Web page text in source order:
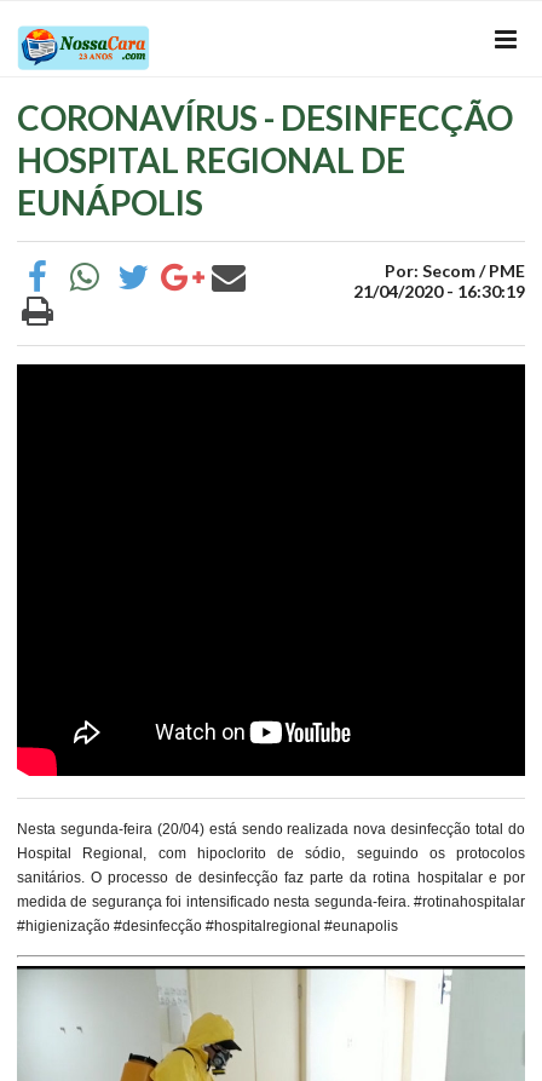
CORONAVÍRUS - DESINFECÇÃO
HOSPITAL REGIONAL DE
EUNÁPOLIS
Por: Secom / PME
21/04/2020 - 16:30:19
Nesta segunda-feira (20/04) está sendo realizada nova desinfecção total do
Hospital Regional, com hipoclorito de sódio, seguindo os protocolos
sanitários. O processo de desinfecção faz parte da rotina hospitalar e por
medida de segurança foi intensificado nesta segunda-feira. #rotinahospitalar
#higienização #desinfecção #hospitalregional #eunapolis